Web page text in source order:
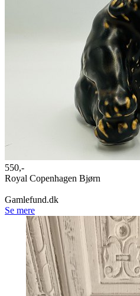
550,-
Royal Copenhagen Bjørn
Gamlefund.dk
Se mere